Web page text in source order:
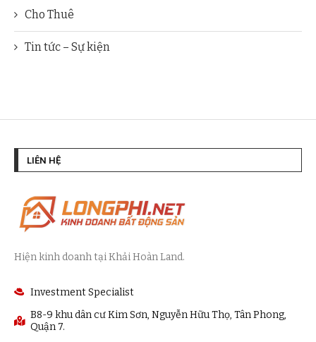
Cho Thuê
Tin tức – Sự kiện
LIÊN HỆ
Hiện kinh doanh tại Khải Hoàn Land.
Investment Specialist
B8-9 khu dân cư Kim Sơn, Nguyễn Hữu Thọ, Tân Phong,
Quận 7.